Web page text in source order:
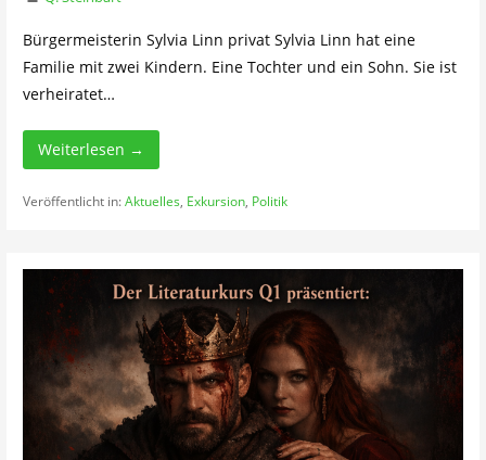
Bürgermeisterin Sylvia Linn privat Sylvia Linn hat eine
Familie mit zwei Kindern. Eine Tochter und ein Sohn. Sie ist
verheiratet…
Weiterlesen →
Veröffentlicht in:Aktuelles, Exkursion, Politik